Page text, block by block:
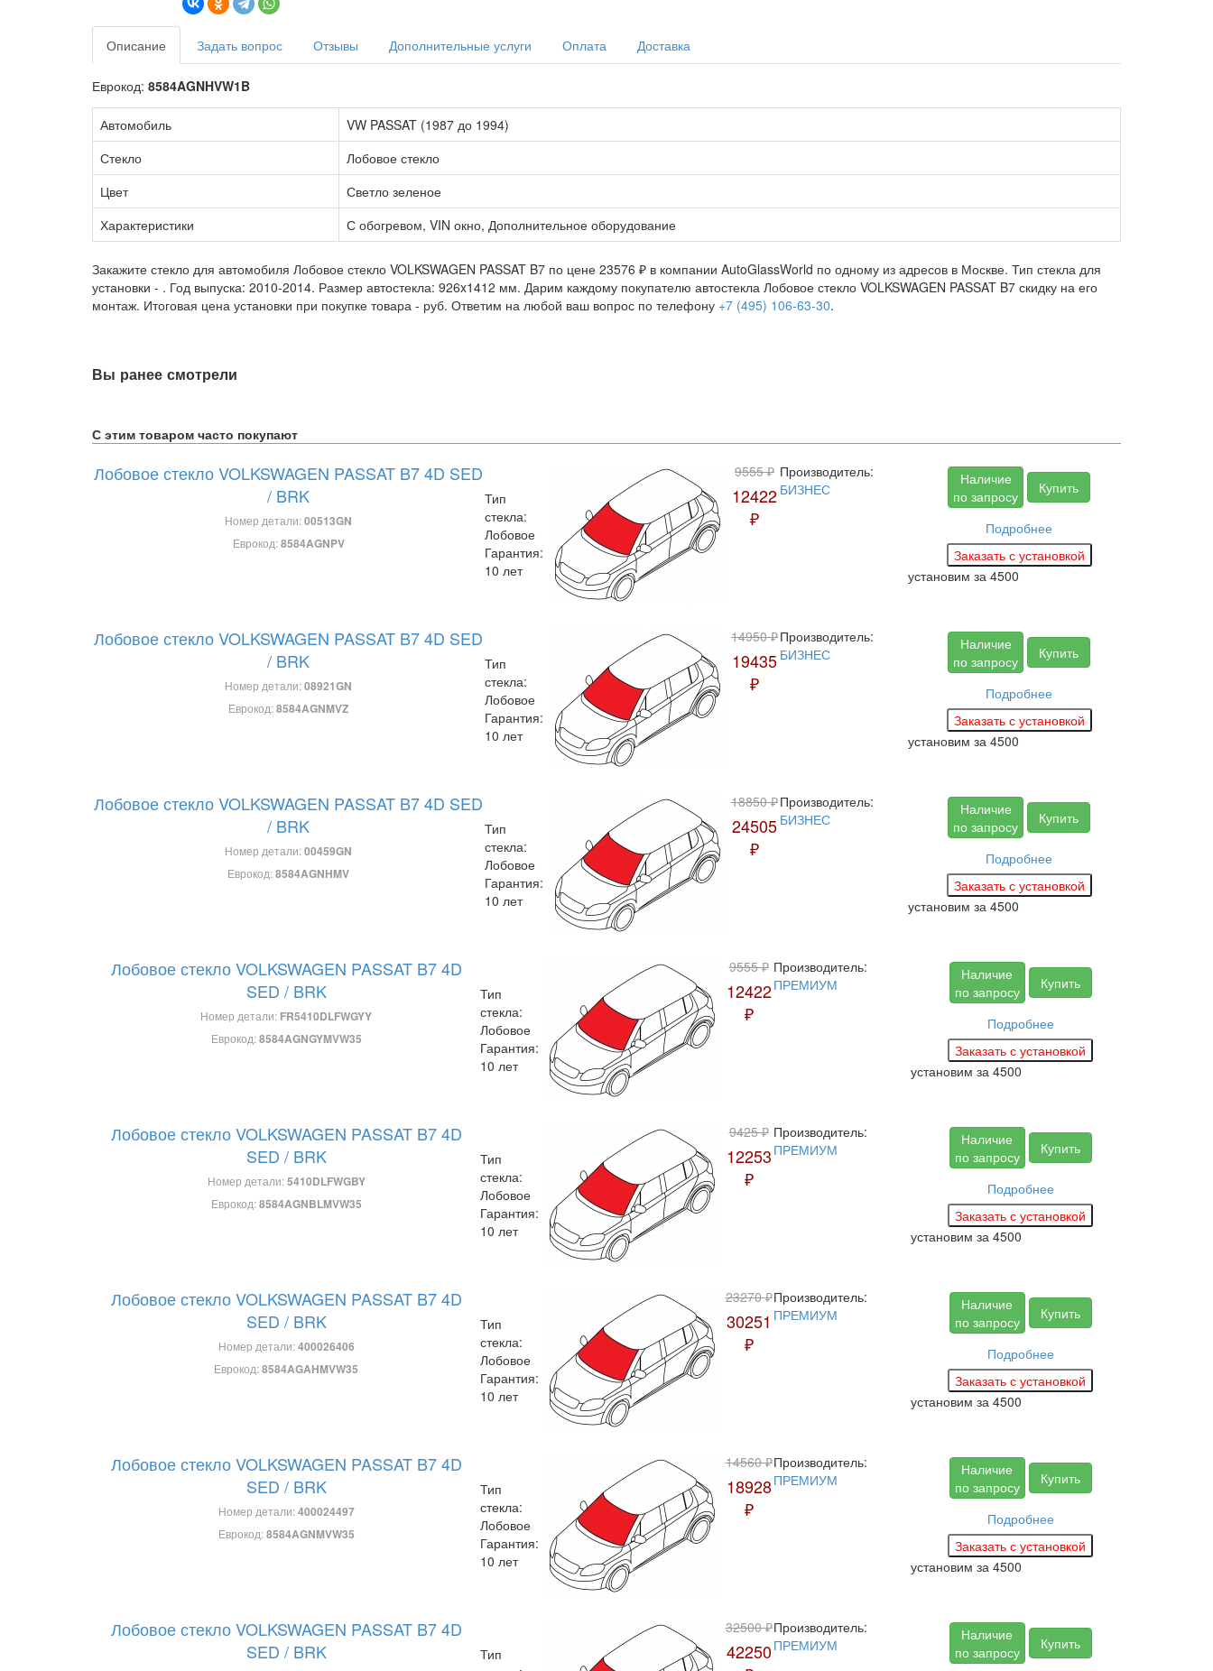
Описание Задать вопрос Отзывы Дополнительные услуги Оплата Доставка
Еврокод: 8584AGNHVW1B
Автомобиль
VW PASSAT (1987 до 1994)
Стекло
Лобовое стекло
Цвет
Светло зеленое
Характеристики
С обогревом, VIN окно, Дополнительное оборудование
Закажите стекло для автомобиля Лобовое стекло VOLKSWAGEN PASSAT B7 по цене 23576 ₽ в компании AutoGlassWorld по одному из адресов в Москве. Тип стекла для
установки - . Год выпуска: 2010-2014. Размер автостекла: 926x1412 мм. Дарим каждому покупателю автостекла Лобовое стекло VOLKSWAGEN PASSAT B7 скидку на его
монтаж. Итоговая цена установки при покупке товара - руб. Ответим на любой ваш вопрос по телефону +7 (495) 106-63-30.
Вы ранее смотрели
С этим товаром часто покупают
Лобовое стекло VOLKSWAGEN PASSAT B7 4D SED
/ BRK
Номер детали:00513GN
Еврокод:8584AGNPV
Тип
стекла:
Лобовое
Гарантия:
10 лет
9555 ₽
12422
₽
Производитель:
БИЗНЕС
Наличие
по запросу
Купить
Подробнее
установим за 4500
Лобовое стекло VOLKSWAGEN PASSAT B7 4D SED
/ BRK
Номер детали:08921GN
Еврокод:8584AGNMVZ
Тип
стекла:
Лобовое
Гарантия:
10 лет
14950 ₽
19435
₽
Производитель:
БИЗНЕС
Наличие
по запросу
Купить
Подробнее
установим за 4500
Лобовое стекло VOLKSWAGEN PASSAT B7 4D SED
/ BRK
Номер детали:00459GN
Еврокод:8584AGNHMV
Тип
стекла:
Лобовое
Гарантия:
10 лет
18850 ₽
24505
₽
Производитель:
БИЗНЕС
Наличие
по запросу
Купить
Подробнее
установим за 4500
Лобовое стекло VOLKSWAGEN PASSAT B7 4D
SED / BRK
Номер детали: FR5410DLFWGYY
Еврокод:8584AGNGYMVW35
Тип
стекла:
Лобовое
Гарантия:
10 лет
9555 ₽
12422
₽
Производитель:
ПРЕМИУМ
Наличие
по запросу
Купить
Подробнее
установим за 4500
Лобовое стекло VOLKSWAGEN PASSAT B7 4D
SED / BRK
Номер детали:5410DLFWGBY
Еврокод:8584AGNBLMVW35
Тип
стекла:
Лобовое
Гарантия:
10 лет
9425 ₽
12253
₽
Производитель:
ПРЕМИУМ
Наличие
по запросу
Купить
Подробнее
установим за 4500
Лобовое стекло VOLKSWAGEN PASSAT B7 4D
SED / BRK
Номер детали:400026406
Еврокод:8584AGAHMVW35
Тип
стекла:
Лобовое
Гарантия:
10 лет
23270 ₽
30251
₽
Производитель:
ПРЕМИУМ
Наличие
по запросу
Купить
Подробнее
установим за 4500
Лобовое стекло VOLKSWAGEN PASSAT B7 4D
SED / BRK
Номер детали:400024497
Еврокод:8584AGNMVW35
Тип
стекла:
Лобовое
Гарантия:
10 лет
14560 ₽
18928
₽
Производитель:
ПРЕМИУМ
Наличие
по запросу
Купить
Подробнее
установим за 4500
Лобовое стекло VOLKSWAGEN PASSAT B7 4D
SED / BRK
Тип
32500 ₽
42250
Производитель:
ПРЕМИУМ
Наличие
по запросу
Купить